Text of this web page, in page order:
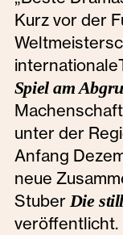
Kurz vor der
Spiel am
unter der
Anfang
neue
Stuber Die
veröffentlicht.